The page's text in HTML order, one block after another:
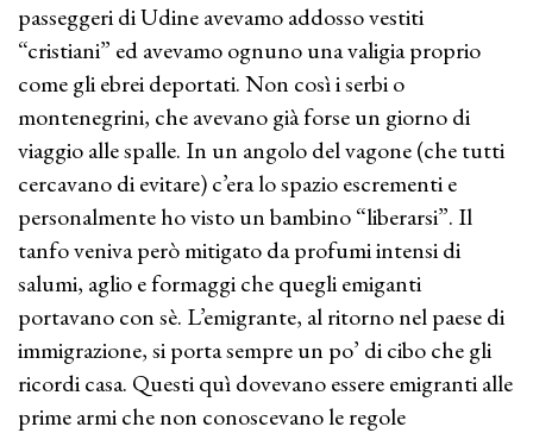
passeggeri di Udine avevamo addosso vestiti
“cristiani” ed avevamo ognuno una valigia proprio
come gli ebrei deportati. Non così i serbi o
montenegrini, che avevano già forse un giorno di
viaggio alle spalle. In un angolo del vagone (che tutti
cercavano di evitare) c’era lo spazio escrementi e
personalmente ho visto un bambino “liberarsi”. Il
tanfo veniva però mitigato da profumi intensi di
salumi, aglio e formaggi che quegli emiganti
portavano con sè. L’emigrante, al ritorno nel paese di
immigrazione, si porta sempre un po’ di cibo che gli
ricordi casa. Questi quì dovevano essere emigranti alle
prime armi che non conoscevano le regole